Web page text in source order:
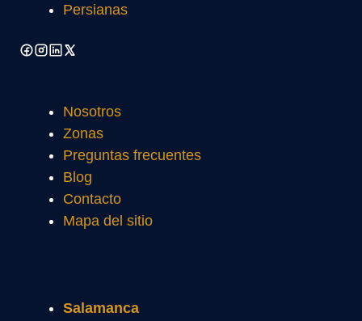
Persianas
Nosotros
Zonas
Preguntas frecuentes
Blog
Contacto
Mapa del sitio
Salamanca